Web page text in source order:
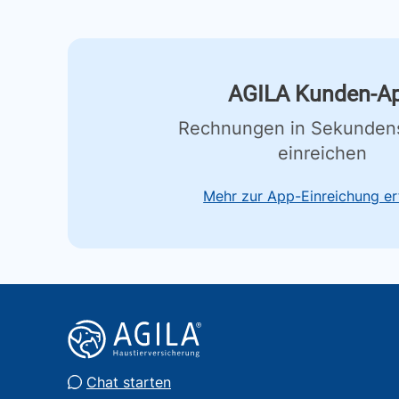
AGILA Kunden-
Rechnungen in
einreichen
Mehr zur App-Einreichung